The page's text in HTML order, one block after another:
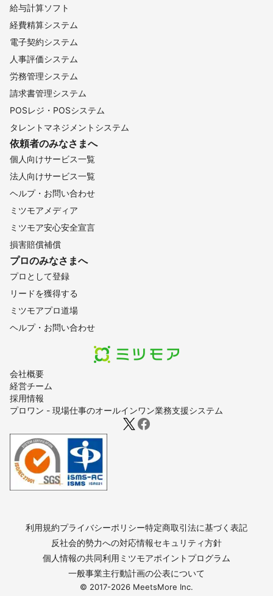
会社概要
経営チーム
採用情報
プロワン - 現場仕事のオールインワン業務支援システム
給与計算ソフト
経費精算システム
電子契約システム
人事評価システム
労務管理システム
請求書管理システム
POSレジ・POSシステム
タレントマネジメントシステム
依頼者のみなさまへ
個人向けサービス一覧
法人向けサービス一覧
ヘルプ・お問い合わせ
ミツモアメディア
ミツモア安心安全宣言
損害賠償補償
プロのみなさまへ
プロとして登録
リードを獲得する
ミツモアプロ道場
ヘルプ・お問い合わせ
利用規約プライバシーポリシー特定商取引法に基づく表記
反社会的勢力への対応情報セキュリティ方針
個人情報の共同利用 ミツモアポイントプログラム
一般事業主行動計画の公表について
© 2017-2026 MeetsMore Inc.